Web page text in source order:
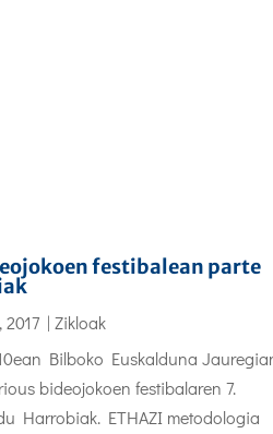
festibalean parte
2017 | Zikloak
Bilboko Euskalduna
bideojokoen festibalaren 7.
Harrobiak. ETHAZI metodologia